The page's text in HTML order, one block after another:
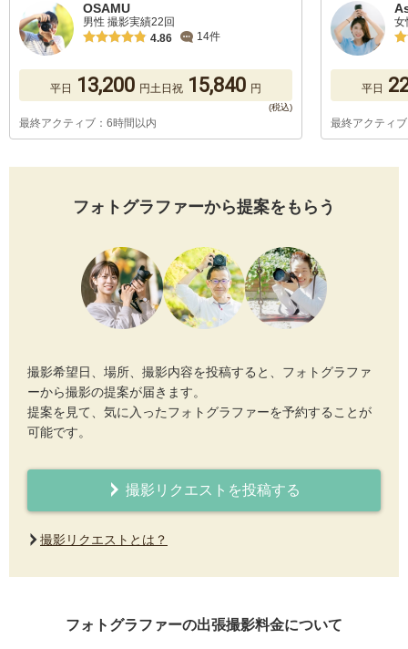
OSAMU
男性 撮影実績22回
4.86
14件
平日 13,200 円土日祝 15,840 円
最終アクティブ：6時間以内
女
平日
最終アクティ
フォトグラファーから提案をもらう
撮影希望日、場所、撮影内容を投稿すると、フォトグラファ
ーから撮影の提案が届きます。
提案を見て、気に入ったフォトグラファーを予約することが
可能です。
撮影リクエストを投稿する
撮影リクエストとは？
フォトグラファーの出張撮影料金について